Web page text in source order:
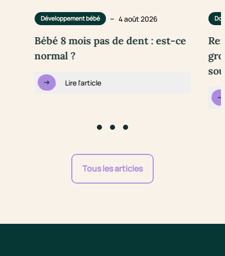
Développement bébé – 4 août 2026
Bébé 8 mois pas de dent : est-ce
normal ?
Lire l'article
Tous les articles